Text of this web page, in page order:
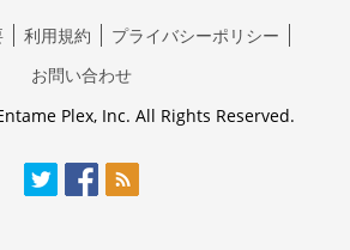
利用規約
プライバシーポリシー
お問い合わせ
Plex, Inc. All Rights Reserved.